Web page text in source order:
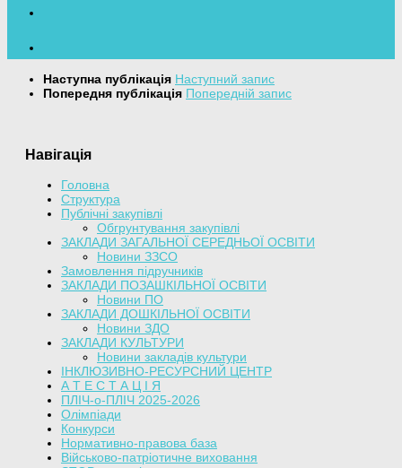
Наступна публікація Наступний запис
Попередня публікація Попередній запис
Навігація
Головна
Структура
Публічні закупівлі
Обгрунтування закупівлі
ЗАКЛАДИ ЗАГАЛЬНОЇ СЕРЕДНЬОЇ ОСВІТИ
Новини ЗЗСО
Замовлення підручників
ЗАКЛАДИ ПОЗАШКІЛЬНОЇ ОСВІТИ
Новини ПО
ЗАКЛАДИ ДОШКІЛЬНОЇ ОСВІТИ
Новини ЗДО
ЗАКЛАДИ КУЛЬТУРИ
Новини закладів культури
ІНКЛЮЗИВНО-РЕСУРСНИЙ ЦЕНТР
А Т Е С Т А Ц І Я
ПЛІЧ-о-ПЛІЧ 2025-2026
Олімпіади
Конкурси
Нормативно-правова база
Військово-патріотичне виховання